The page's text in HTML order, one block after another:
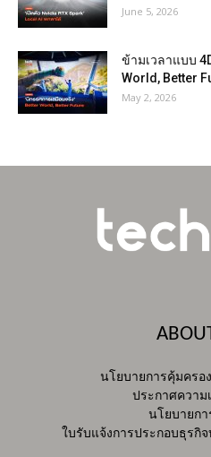
June 5, 2026
ข้ามเวลาแบบ
World, Better
May 2, 2026
นโยบายการคุ้มคร
ประกาศควา
นโยบายก
ใบรับแจ้งการประกอบธุรกิ